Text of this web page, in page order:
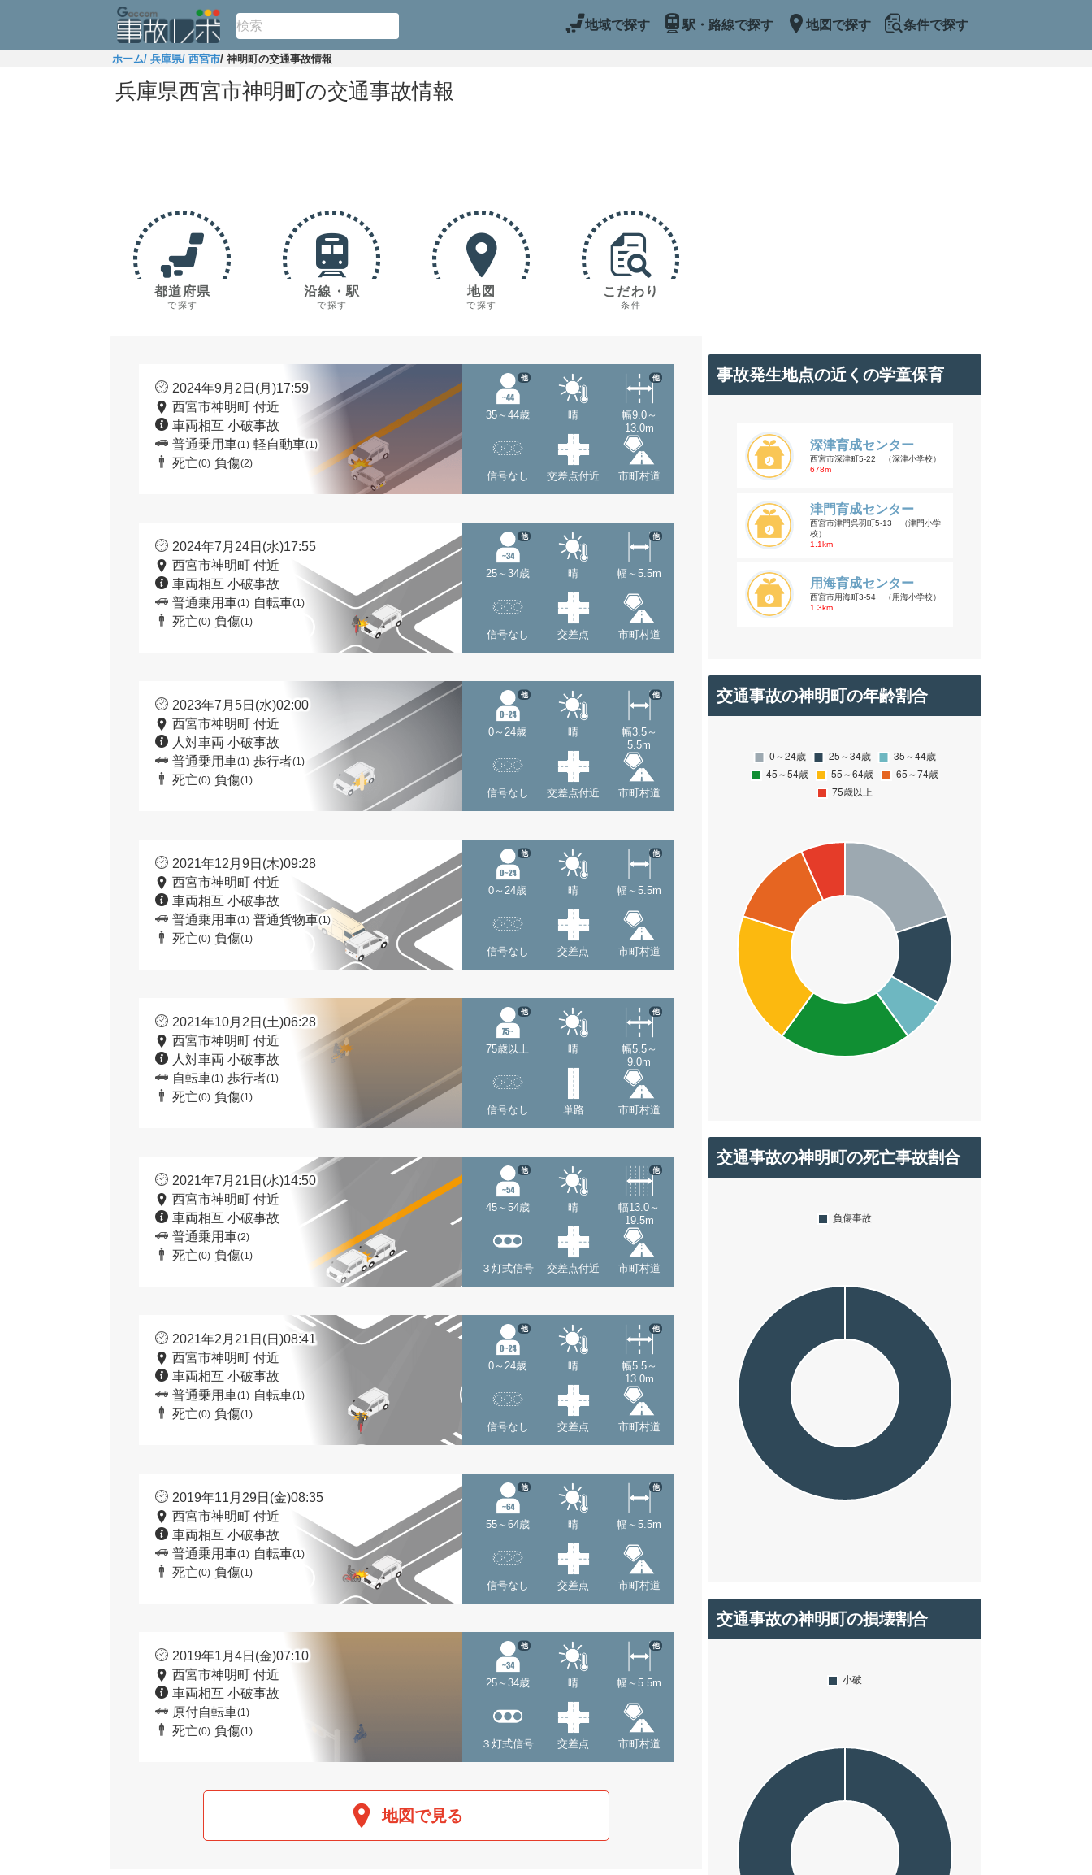
地域で探す 駅・路線で探す 地図で探す 条件で探す
ホーム/ 兵庫県/ 西宮市/ 神明町の交通事故情報
兵庫県西宮市神明町の交通事故情報
都道府県
で探す
沿線・駅
で探す
地図
で探す
こだわり
条件
2024年9月2日(月)17:59
西宮市神明町 付近
車両相互 小破事故
普通乗用車(1) 軽自動車(1)
死亡(0) 負傷(2)
35～44歳
他
晴
幅9.0～
13.0m
他
信号なし 交差点付近 市町村道
2024年7月24日(水)17:55
西宮市神明町 付近
車両相互 小破事故
普通乗用車(1) 自転車(1)
死亡(0) 負傷(1)
25～34歳
他
晴 幅～5.5m
他
信号なし 交差点 市町村道
2023年7月5日(水)02:00
西宮市神明町 付近
人対車両 小破事故
普通乗用車(1) 歩行者(1)
死亡(0) 負傷(1)
0～24歳
他
晴
幅3.5～
5.5m
他
信号なし 交差点付近 市町村道
2021年12月9日(木)09:28
西宮市神明町 付近
車両相互 小破事故
普通乗用車(1) 普通貨物車(1)
死亡(0) 負傷(1)
0～24歳
他
晴 幅～5.5m
他
信号なし 交差点 市町村道
2021年10月2日(土)06:28
西宮市神明町 付近
人対車両 小破事故
自転車(1) 歩行者(1)
死亡(0) 負傷(1)
75歳以上
他
晴
幅5.5～
9.0m
他
信号なし 単路 市町村道
2021年7月21日(水)14:50
西宮市神明町 付近
車両相互 小破事故
普通乗用車(2)
死亡(0) 負傷(1)
45～54歳
他
晴
幅13.0～
19.5m
他
３灯式信号 交差点付近 市町村道
2021年2月21日(日)08:41
西宮市神明町 付近
車両相互 小破事故
普通乗用車(1) 自転車(1)
死亡(0) 負傷(1)
0～24歳
他
晴
幅5.5～
13.0m
他
信号なし 交差点 市町村道
2019年11月29日(金)08:35
西宮市神明町 付近
車両相互 小破事故
普通乗用車(1) 自転車(1)
死亡(0) 負傷(1)
55～64歳
他
晴 幅～5.5m
他
信号なし 交差点 市町村道
2019年1月4日(金)07:10
西宮市神明町 付近
車両相互 小破事故
原付自転車(1)
死亡(0) 負傷(1)
25～34歳
他
晴 幅～5.5m
他
３灯式信号 交差点 市町村道
地図で見る
事故発生地点の近くの学童保育
深津育成センター
西宮市深津町5-22 （深津小学校）
678m
津門育成センター
西宮市津門呉羽町5-13 （津門小学
校）
1.1km
用海育成センター
西宮市用海町3-54 （用海小学校）
1.3km
交通事故の神明町の年齢割合
交通事故の神明町の死亡事故割合
交通事故の神明町の損壊割合